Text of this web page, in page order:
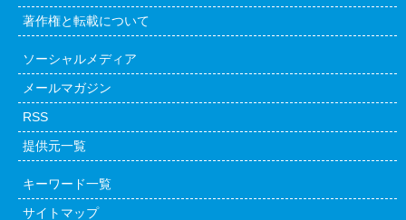
著作権と転載について
ソーシャルメディア
メールマガジン
RSS
提供元一覧
キーワード一覧
サイトマップ